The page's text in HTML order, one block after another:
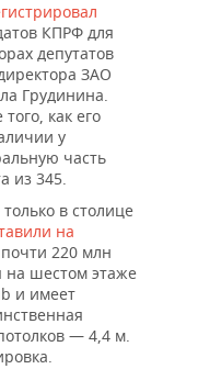
КПРФ для
депутатов
ЗАО
Грудинина.
как его
у
часть
из 345.
в столице
на
220 млн
на шестом этаже
и имеет
— 4,4 м.